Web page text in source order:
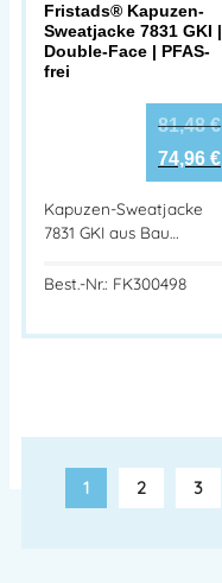
Fristads® Kapuzen-
Sweatjacke 7831 GKI |
Double-Face | PFAS-
frei
81,48€
74,96 €
Kapuzen-Sweatjacke
7831 GKI aus Bau…
Best.-Nr.: FK300498
1 2 3